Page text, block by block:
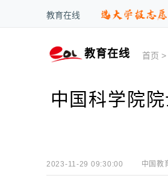
教育在线
教育在线 首页 >
中国科学院
2023-11-29 09:30:00 中国教